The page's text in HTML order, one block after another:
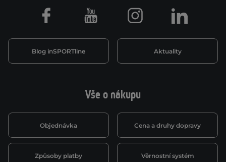
Vše o nákupu
Objednávka Cena a druhy dopravy
Způsoby platby Věrnostní systém
Blog inSPORTline Aktuality
Facebook Youtube Instagram LinkedIn